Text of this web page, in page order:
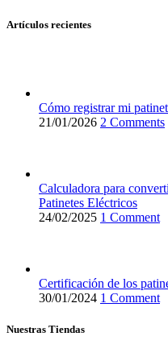
Artículos recientes
Cómo registrar mi
21/01/2026 2 Comments
Calculadora para
Patinetes Eléctricos
24/02/2025 1 Comment
Certificación de los
30/01/2024 1 Comment
Nuestras Tiendas